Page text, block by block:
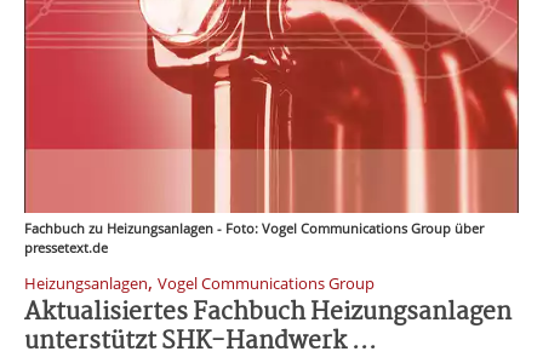
Fachbuch zu Heizungsanlagen - Foto: Vogel Communications Group über
pressetext.de
Heizungsanlagen, Vogel Communications Group
Aktualisiertes Fachbuch Heizungsanlagen
unterstützt SHK-Handwerk ...